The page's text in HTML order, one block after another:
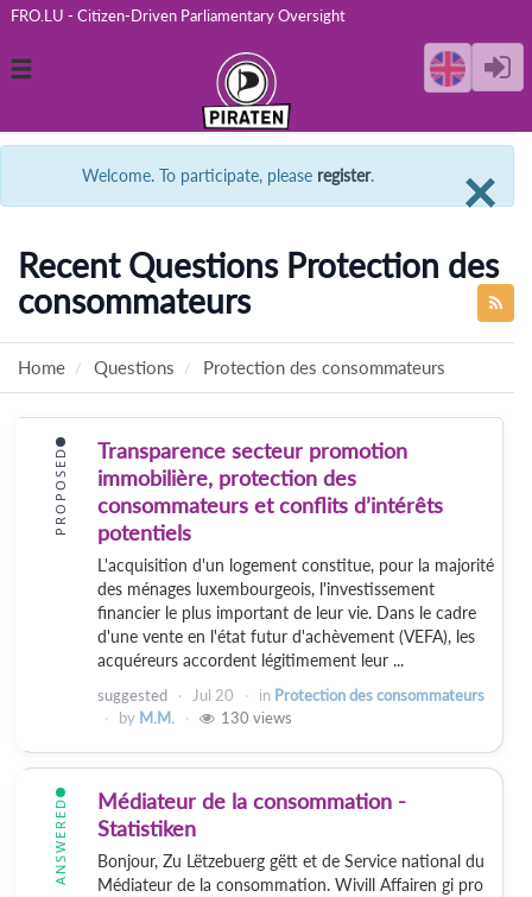
FRO.LU - Citizen-Driven Parliamentary Oversight
Toggle
×
Welcome. To participate, please register.
Recent Questions Protection des
consommateurs
Home Questions Protection des consommateurs
PROPOSED
Transparence secteur promotion
immobilière, protection des
consommateurs et conflits d’intérêts
potentiels
L'acquisition d'un logement constitue, pour la majorité
des ménages luxembourgeois, l'investissement
financier le plus important de leur vie. Dans le cadre
d'une vente en l'état futur d'achèvement (VEFA), les
acquéreurs accordent légitimement leur ...
suggested Jul 20 in Protection des consommateurs
by M.M. 130 views
ANSWERED
Médiateur de la consommation -
Statistiken
Bonjour, Zu Lëtzebuerg gëtt et de Service national du
Médiateur de la consommation. Wivill Affairen gi pro